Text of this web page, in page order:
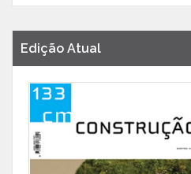
Edição Atual